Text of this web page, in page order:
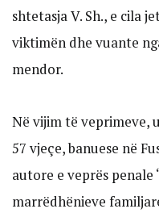
shtetasja V. Sh., e cila
viktimën dhe vuante
mendor.
Në vijim të veprimeve,
57 vjeçe, banuese në
autore e veprës penale
marrëdhënieve